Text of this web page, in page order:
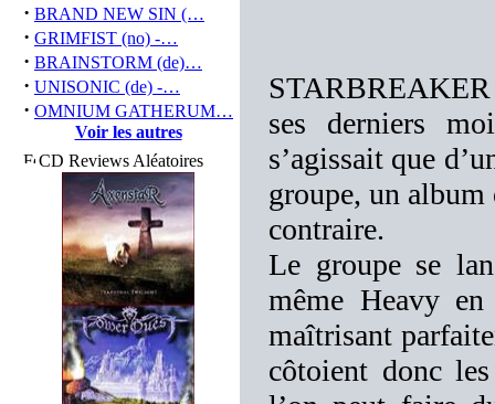
· BRAND NEW SIN (…
· GRIMFIST (no) -…
· BRAINSTORM (de)…
· UNISONIC (de) -…
· OMNIUM GATHERUM…
Voir les autres
CD Reviews Aléatoires
STARBREAKER
ses derniers
s’agissait que
groupe, un
contraire.
Le groupe se
même Heavy
maîtrisant
côtoient donc